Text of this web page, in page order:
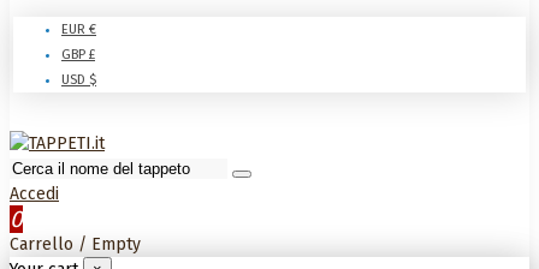
EUR €
GBP £
USD $
Accedi
0
Carrello / Empty